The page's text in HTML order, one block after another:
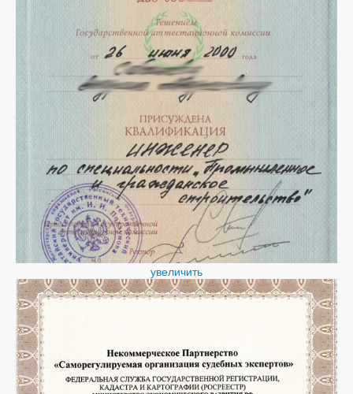
увеличить